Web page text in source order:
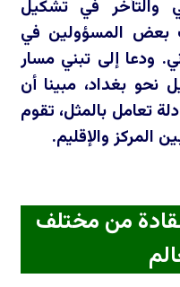
والتأخر في تشكيل
بعض المسؤولين في
ودعا إلى تبني مسار
بغداد، مبينا أن
تعامل بالمثل، تقوم
المركز والإقليم.
من مختلف